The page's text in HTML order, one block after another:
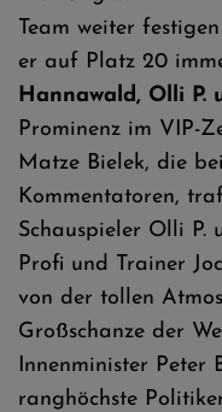
Team weiter
er auf Platz 20
Hannawald, Olli P.
Prominenz im VIP-
Matze Bielek, die
Kommentatoren,
Schauspieler Olli P.
Profi und Trainer
von der tollen
Großschanze der
Innenminister Peter
ranghöchste